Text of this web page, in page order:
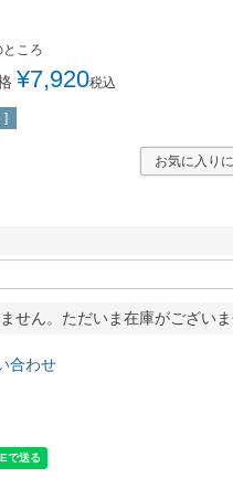
ところ
¥7,920税込
]
お気に入り
せん。ただいま在庫がございま
合わせ